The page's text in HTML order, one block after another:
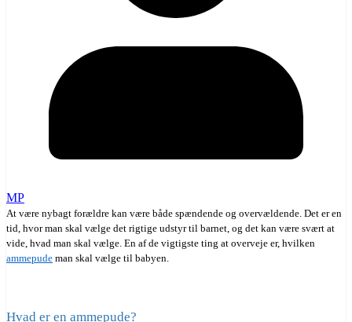
MP
At være nybagt forældre kan være både spændende og overvældende. Det er en
tid, hvor man skal vælge det rigtige udstyr til barnet, og det kan være svært at
vide, hvad man skal vælge. En af de vigtigste ting at overveje er, hvilken
ammepude man skal vælge til babyen.
Hvad er en ammepude?